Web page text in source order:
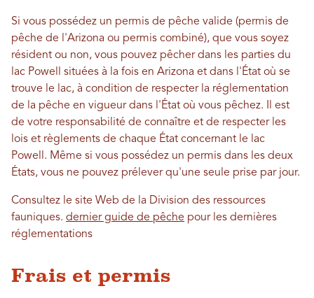
Si vous possédez un permis de pêche valide (permis de
pêche de l'Arizona ou permis combiné), que vous soyez
résident ou non, vous pouvez pêcher dans les parties du
lac Powell situées à la fois en Arizona et dans l'État où se
trouve le lac, à condition de respecter la réglementation
de la pêche en vigueur dans l'État où vous pêchez. Il est
de votre responsabilité de connaître et de respecter les
lois et règlements de chaque État concernant le lac
Powell. Même si vous possédez un permis dans les deux
États, vous ne pouvez prélever qu'une seule prise par jour.
Consultez le site Web de la Division des ressources
fauniques. dernier guide de pêche pour les dernières
réglementations
Frais et permis